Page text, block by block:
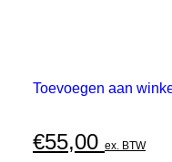
Toevoegen aan
€55,00 ex. BTW